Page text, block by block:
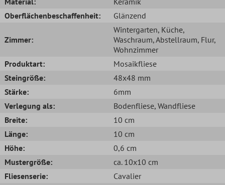
Oberflächenbeschaffenheit:
Glänzend
Zimmer:
Wintergarten, Küche,
Waschraum, Abstellraum, Flur,
Wohnzimmer
Produktart:
Mosaikfliese
Steingröße:
48x48 mm
Stärke:
6mm
Verlegung als:
Bodenfliese, Wandfliese
Breite:
10 cm
Länge:
10 cm
Höhe:
0,6 cm
Mustergröße:
ca. 10x10 cm
Fliesenserie:
Cavalier